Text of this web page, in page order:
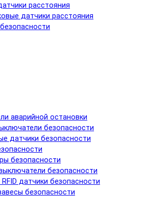
расстояния
датчики расстояния
аварийной остановки
безопасности
датчики безопасности
безопасности
безопасности
датчики безопасности
безопасности